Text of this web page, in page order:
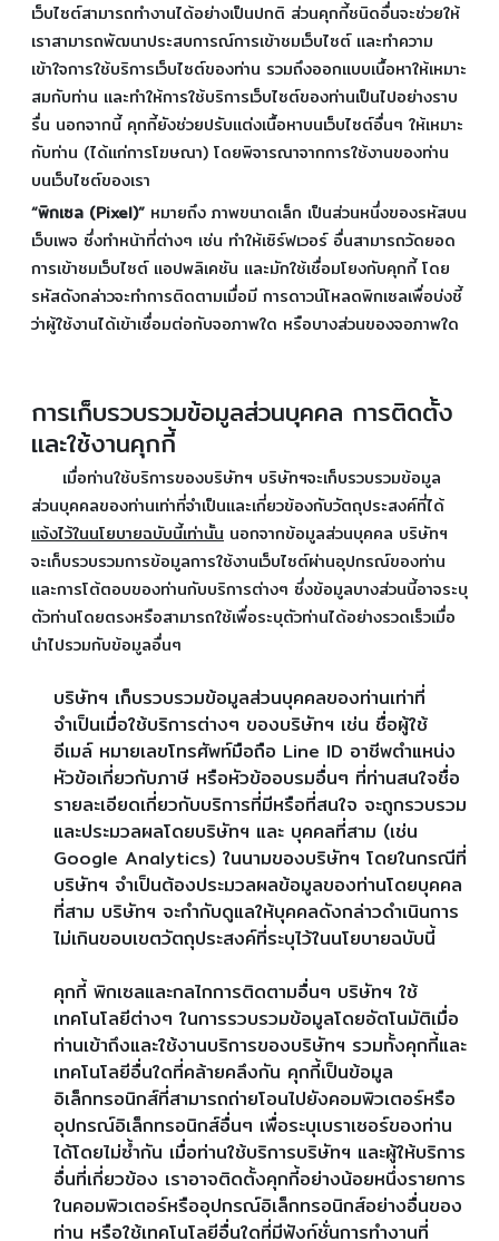
เว็บไซต์สามารถทำงานได้อย่างเป็นปกติ ส่วนคุกกี้ชนิดอื่นจะช่วยให้
เราสามารถพัฒนาประสบการณ์การเข้าชมเว็บไซต์ และทำความ
เข้าใจการใช้บริการเว็บไซต์ของท่าน รวมถึงออกแบบเนื้อหาให้เหมาะ
สมกับท่าน และทำให้การใช้บริการเว็บไซต์ของท่านเป็นไปอย่างราบ
รื่น นอกจากนี้ คุกกี้ยังช่วยปรับแต่งเนื้อหาบนเว็บไซต์อื่นๆ ให้เหมาะ
กับท่าน (ได้แก่การโฆษณา) โดยพิจารณาจากการใช้งานของท่าน
บนเว็บไซต์ของเรา
“พิกเซล (Pixel)” หมายถึง ภาพขนาดเล็ก เป็นส่วนหนึ่งของรหัสบน
เว็บเพจ ซึ่งทําหน้าที่ต่างๆ เช่น ทําให้เซิร์ฟเวอร์ อื่นสามารถวัดยอด
การเข้าชมเว็บไซต์ แอปพลิเคชัน และมักใช้เชื่อมโยงกับคุกกี้ โดย
รหัสดังกล่าวจะทําการติดตามเมื่อมี การดาวน์โหลดพิกเซลเพื่อบ่งชี้
ว่าผู้ใช้งานได้เข้าเชื่อมต่อกับจอภาพใด หรือบางส่วนของจอภาพใด
การเก็บรวบรวมข้อมูลส่วนบุคคล การติดตั้ง
และใช้งานคุกกี้
เมื่อท่านใช้บริการของบริษัทฯ บริษัทฯจะเก็บรวบรวมข้อมูล
ส่วนบุคคลของท่านเท่าที่จำเป็นและเกี่ยวข้องกับวัตถุประสงค์ที่ได้
แจ้งไว้ในนโยบายฉบับนี้เท่านั้น นอกจากข้อมูลส่วนบุคคล บริษัทฯ
จะเก็บรวบรวมการข้อมูลการใช้งานเว็บไซต์ผ่านอุปกรณ์ของท่าน
และการโต้ตอบของท่านกับบริการต่างๆ ซึ่งข้อมูลบางส่วนนี้อาจระบุ
ตัวท่านโดยตรงหรือสามารถใช้เพื่อระบุตัวท่านได้อย่างรวดเร็วเมื่อ
นำไปรวมกับข้อมูลอื่นๆ
บริษัทฯ เก็บรวบรวมข้อมูลส่วนบุคคลของท่านเท่าที่
จำเป็นเมื่อใช้บริการต่างๆ ของบริษัทฯ เช่น ชื่อผู้ใช้
อีเมล์ หมายเลขโทรศัพท์มือถือ Line ID อาชีพตำแหน่ง
หัวข้อเกี่ยวกับภาษี หรือหัวข้ออบรมอื่นๆ ที่ท่านสนใจชื่อ
รายละเอียดเกี่ยวกับบริการที่มีหรือที่สนใจ จะถูกรวบรวม
และประมวลผลโดยบริษัทฯ และ บุคคลที่สาม (เช่น
Google Analytics) ในนามของบริษัทฯ โดยในกรณีที่
บริษัทฯ จำเป็นต้องประมวลผลข้อมูลของท่านโดยบุคคล
ที่สาม บริษัทฯ จะกำกับดูแลให้บุคคลดังกล่าวดำเนินการ
ไม่เกินขอบเขตวัตถุประสงค์ที่ระบุไว้ในนโยบายฉบับนี้
คุกกี้ พิกเซลและกลไกการติดตามอื่นๆ บริษัทฯ ใช้
เทคโนโลยีต่างๆ ในการรวบรวมข้อมูลโดยอัตโนมัติเมื่อ
ท่านเข้าถึงและใช้งานบริการของบริษัทฯ รวมทั้งคุกกี้และ
เทคโนโลยีอื่นใดที่คล้ายคลึงกัน คุกกี้เป็นข้อมูล
อิเล็กทรอนิกส์ที่สามารถถ่ายโอนไปยังคอมพิวเตอร์หรือ
อุปกรณ์อิเล็กทรอนิกส์อื่นๆ เพื่อระบุเบราเซอร์ของท่าน
ได้โดยไม่ซ้ำกัน เมื่อท่านใช้บริการบริษัทฯ และผู้ให้บริการ
อื่นที่เกี่ยวข้อง เราอาจติดตั้งคุกกี้อย่างน้อยหนึ่งรายการ
ในคอมพิวเตอร์หรืออุปกรณ์อิเล็กทรอนิกส์อย่างอื่นของ
ท่าน หรือใช้เทคโนโลยีอื่นใดที่มีฟังก์ชั่นการทำงานที่